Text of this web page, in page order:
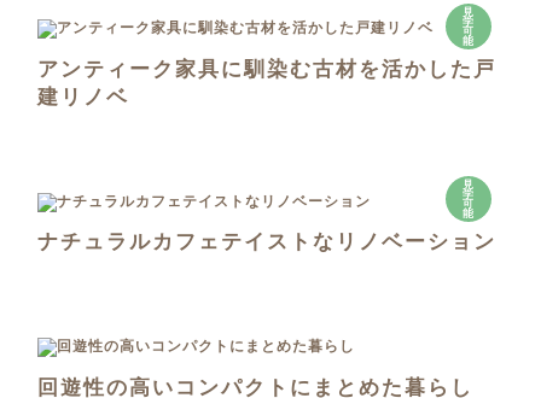
見
学
可
能
アンティーク家具に馴染む古材を活かした戸
建リノベ
見
学
可
能
ナチュラルカフェテイストなリノベーション
回遊性の高いコンパクトにまとめた暮らし